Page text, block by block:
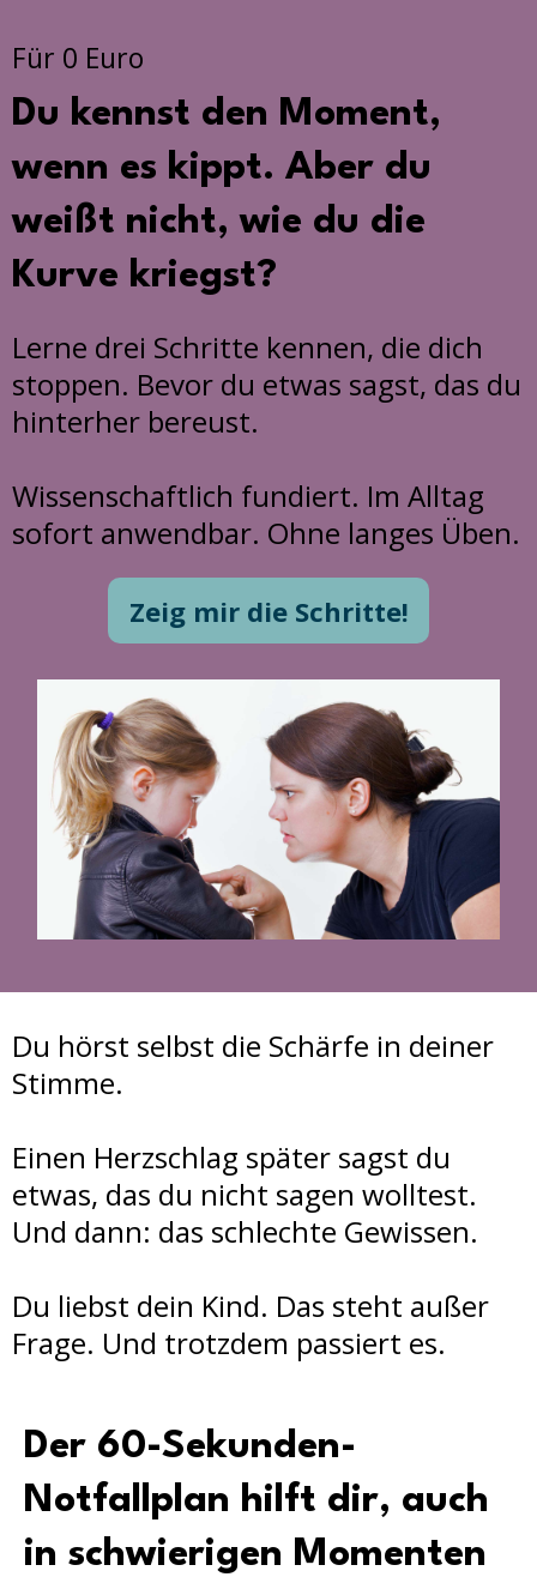
Für 0 Euro
Du kennst den Moment,
wenn es kippt. Aber du
weißt nicht, wie du die
Kurve kriegst?
Lerne drei Schritte kennen, die dich
stoppen. Bevor du etwas sagst, das du
hinterher bereust.
Wissenschaftlich fundiert. Im Alltag
sofort anwendbar. Ohne langes Üben.
Zeig mir die Schritte!
Du hörst selbst die Schärfe in deiner
Stimme.
Einen Herzschlag später sagst du
etwas, das du nicht sagen wolltest.
Und dann: das schlechte Gewissen.
Du liebst dein Kind. Das steht außer
Frage. Und trotzdem passiert es.
Der 60-Sekunden-
Notfallplan hilft dir, auch
in schwierigen Momenten